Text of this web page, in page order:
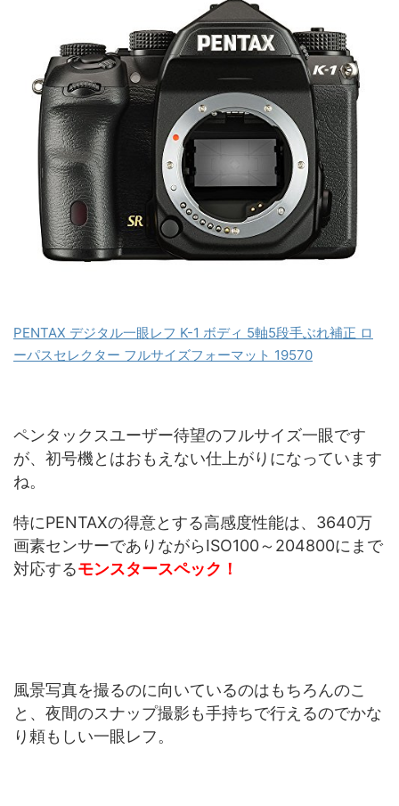
PENTAX デジタル一眼レフ K-1 ボディ 5軸5段手ぶれ補正 ロ
ーパスセレクター フルサイズフォーマット 19570
ペンタックスユーザー待望のフルサイズ一眼です
が、初号機とはおもえない仕上がりになっています
ね。
特にPENTAXの得意とする高感度性能は、3640万
画素センサーでありながらISO100～204800にまで
対応するモンスタースペック！
風景写真を撮るのに向いているのはもちろんのこ
と、夜間のスナップ撮影も手持ちで行えるのでかな
り頼もしい一眼レフ。